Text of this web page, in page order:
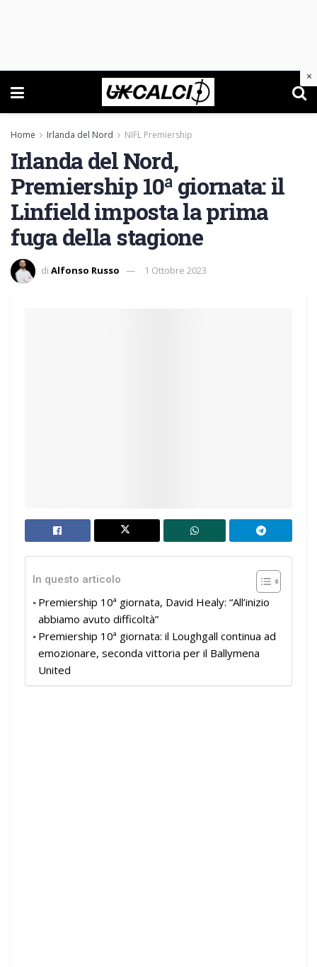
Home Irlanda del Nord NIFL Premiership
Irlanda del Nord,
Premiership 10ª giornata: il
Linfield imposta la prima
fuga della stagione
di Alfonso Russo 1 Ottobre 2023
In questo articolo
Premiership 10ª giornata, David Healy: “All’inizio
abbiamo avuto difficoltà”
Premiership 10ª giornata: il Loughgall continua ad
emozionare, seconda vittoria per il Ballymena
United
×